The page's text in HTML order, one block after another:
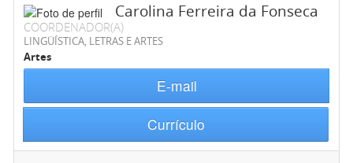
Carolina Ferreira da Fonseca
COORDENADOR(A)
LINGÜÍSTICA, LETRAS E ARTES
Artes
E-mail
Currículo